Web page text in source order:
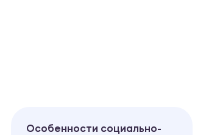
Особенности социально-